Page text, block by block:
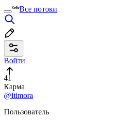
Все потоки
Войти
41
Карма
@Itimora
Пользователь